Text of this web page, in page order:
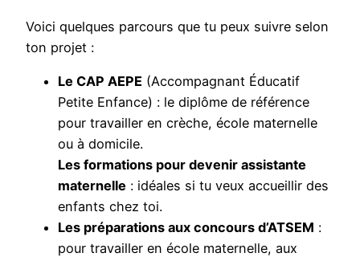
Voici quelques parcours que tu peux suivre selon
ton projet :
Le CAP AEPE (Accompagnant Éducatif
Petite Enfance) : le diplôme de référence
pour travailler en crèche, école maternelle
ou à domicile.
Les formations pour devenir assistante
maternelle : idéales si tu veux accueillir des
enfants chez toi.
Les préparations aux concours d’ATSEM :
pour travailler en école maternelle, aux